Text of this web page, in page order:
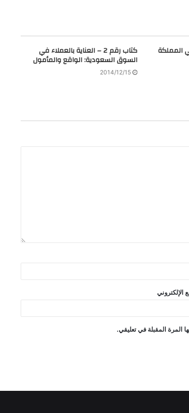
المملكة كتاب رقم 2 – العناية بالعملاء في
السوق السعودية: الواقع والمأمول
2014/12/15
الإلكتروني
المرة المقبلة في تعليقي.